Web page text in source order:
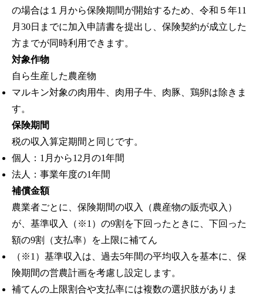
の場合は１月から保険期間が開始するため、令和５年11
月30日までに加入申請書を提出し、保険契約が成立した
方までが同時利用できます。
対象作物
自ら生産した農産物
マルキン対象の肉用牛、肉用子牛、肉豚、鶏卵は除きま
す。
保険期間
税の収入算定期間と同じです。
個人：1月から12月の1年間
法人：事業年度の1年間
補償金額
農業者ごとに、保険期間の収入（農産物の販売収入）
が、基準収入（※1）の9割を下回ったときに、下回った
額の9割（支払率）を上限に補てん
（※1）基準収入は、過去5年間の平均収入を基本に、保
険期間の営農計画を考慮し設定します。
補てんの上限割合や支払率には複数の選択肢がありま